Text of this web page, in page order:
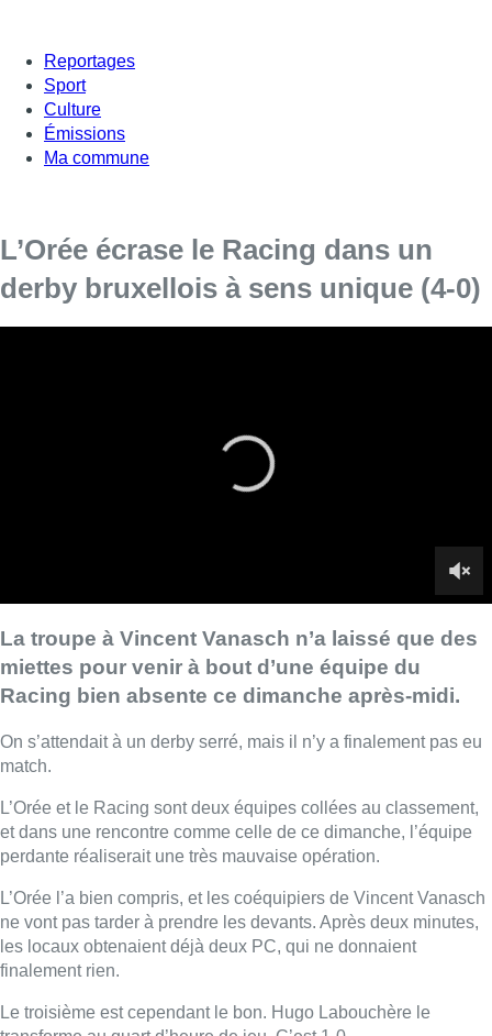
Reportages
Sport
Culture
Émissions
Ma commune
L’Orée écrase le Racing dans un
derby bruxellois à sens unique (4-0)
On s’attendait à un derby serré, mais il n’y a finalement pas eu
L’Orée l’a bien compris, et les coéquipiers de Vincent Vanasch
ne vont pas tarder à prendre les devants. Après deux minutes,
les locaux obtenaient déjà deux PC, qui ne donnaient
finalement rien.
transforme au quart d’heure de jeu. C’est 1-0.
doublait la mise sur un beau shot, ce qui confirme la nette
domination depuis le début de rencontre.
A sens unique
Scénario similaire après le retour des vestiaires. Lucio Mendez
et Hugo Labouchère y allaient tous les deux d’un doublé dans
A 4-0, la messe est dite. L’Orée prend quatre points d’avance